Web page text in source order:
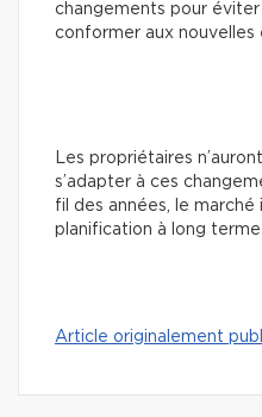
changements pour
conformer aux nouvelles
Les propriétaires
s’adapter à ces
fil des années, le
planification à long
Article originalement